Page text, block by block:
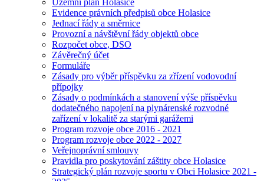
Územní plán Holasice
Evidence právních předpisů obce Holasice
Jednací řády a směrnice
Provozní a návštěvní řády objektů obce
Rozpočet obce, DSO
Závěrečný účet
Formuláře
Zásady pro výběr příspěvku za zřízení vodovodní
přípojky
Zásady o podmínkách a stanovení výše příspěvku
dodatečného napojení na plynárenské rozvodné
zařízení v lokalitě za starými garážemi
Program rozvoje obce 2016 - 2021
Program rozvoje obce 2022 - 2027
Veřejnoprávní smlouvy
Pravidla pro poskytování záštity obce Holasice
Strategický plán rozvoje sportu v Obci Holasice 2021 -